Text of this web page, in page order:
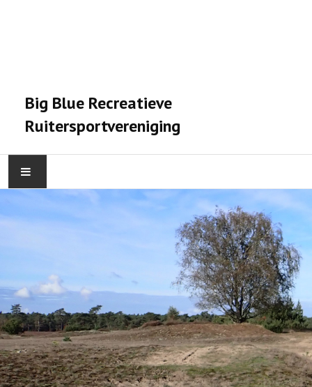
Big Blue Recreatieve
Ruitersportvereniging
VERENIGING
STALPRAET
GESCHIEDENIS
LINKS